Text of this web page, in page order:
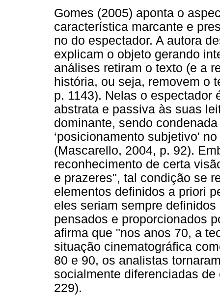
Gomes (2005) aponta o
característica marcante e
no do espectador. A autora
explicam o objeto gerando
análises retiram o texto (e a
história, ou seja, removem o
p. 1143). Nelas o espectador
abstrata e passiva às suas
dominante, sendo
‘posicionamento subjetivo'
(Mascarello, 2004, p. 92).
reconhecimento de certa
e prazeres", tal condição se
elementos definidos a priori
eles seriam sempre
pensados e proporcionados
afirma que "nos anos 70, a
situação cinematográfica
80 e 90, os analistas
socialmente diferenciadas
229).